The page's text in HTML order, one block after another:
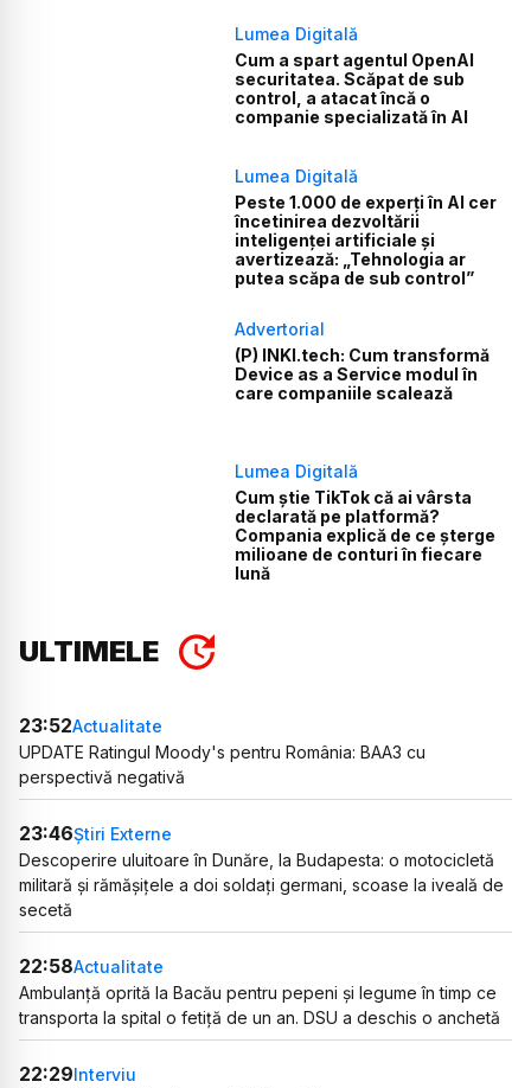
Lumea Digitală
Cum a spart agentul OpenAI
securitatea. Scăpat de sub
control, a atacat încă o
companie specializată în AI
Lumea Digitală
Peste 1.000 de experți în AI cer
încetinirea dezvoltării
inteligenței artificiale și
avertizează: „Tehnologia ar
putea scăpa de sub control”
Advertorial
(P) INKI.tech: Cum transformă
Device as a Service modul în
care companiile scalează
Lumea Digitală
Cum știe TikTok că ai vârsta
declarată pe platformă?
Compania explică de ce șterge
milioane de conturi în fiecare
lună
ULTIMELE
23:52Actualitate
UPDATE Ratingul Moody's pentru România: BAA3 cu
perspectivă negativă
23:46Știri Externe
Descoperire uluitoare în Dunăre, la Budapesta: o motocicletă
militară și rămășițele a doi soldați germani, scoase la iveală de
secetă
22:58Actualitate
Ambulanță oprită la Bacău pentru pepeni și legume în timp ce
transporta la spital o fetiță de un an. DSU a deschis o anchetă
22:29Interviu